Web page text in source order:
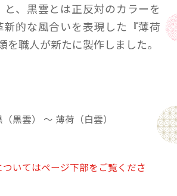
、黒雲とは正反対のカラーを
的な風合いを表現した『薄荷
を職人が新たに製作しました。
寧に製作して頂きました。中
し、御朱印と墨文字に適した上
しています。
部分下には、記帳開始〜終了
黒雲） ～ 薄荷（白雲）
いてはページ下部をご覧くださ